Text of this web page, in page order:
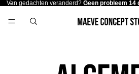
Van gedachten veranderd? Geen probleem 14